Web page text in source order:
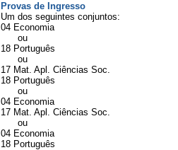
Provas de Ingresso
Um dos seguintes conjuntos:
04 Economia
ou
18 Português
ou
17 Mat. Apl. Ciências Soc.
18 Português
ou
04 Economia
17 Mat. Apl. Ciências Soc.
ou
04 Economia
18 Português